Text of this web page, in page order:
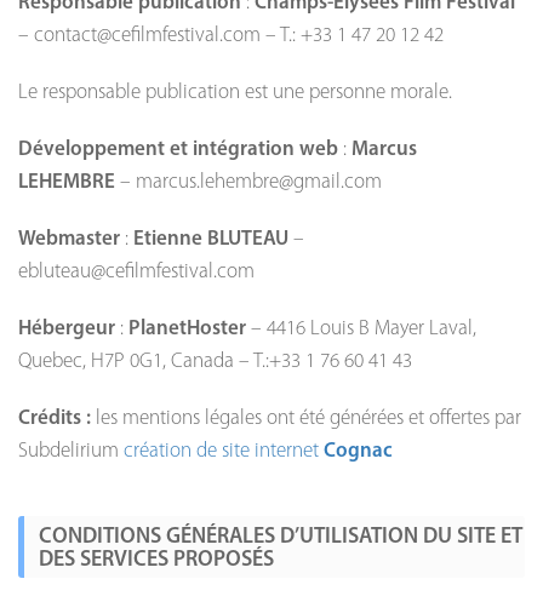
– contact@cefilmfestival.com – T.: +33 1 47 20 12 42
Le responsable publication est une personne morale.
Développement et intégration web : Marcus
LEHEMBRE – marcus.lehembre@gmail.com
Webmaster : Etienne BLUTEAU –
ebluteau@cefilmfestival.com
Hébergeur : PlanetHoster – 4416 Louis B Mayer Laval,
Quebec, H7P 0G1, Canada – T.:+33 1 76 60 41 43
Crédits : les mentions légales ont été générées et offertes par
Subdelirium création de site internet Cognac
CONDITIONS GÉNÉRALES D’UTILISATION DU SITE ET
DES SERVICES PROPOSÉS